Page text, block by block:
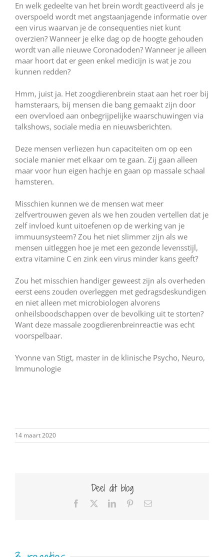
En welk gedeelte van het brein wordt geactiveerd als je
overspoeld wordt met angstaanjagende informatie over
een virus waarvan je de consequenties niet kunt
overzien? Wanneer je elke dag op de hoogte gehouden
wordt van alle nieuwe Coronadoden? Wanneer je alleen
maar hoort dat er geen enkel medicijn is wat je zou
kunnen redden?
Hmm, juist ja. Het zoogdierenbrein staat aan het roer bij
hamsteraars, bij mensen die bang gemaakt zijn door
een overvloed aan onbegrijpelijke waarschuwingen via
talkshows, sociale media en nieuwsberichten.
Deze mensen verliezen hun capaciteiten om op een
sociale manier met elkaar om te gaan. Zij gaan alleen
maar voor hun eigen hachje en gaan op massale schaal
hamsteren.
Misschien kunnen we de mensen wat meer
zelfvertrouwen geven als we hen zouden vertellen dat je
zelf invloed kunt uitoefenen op de werking van je
immuunsysteem? Zou het niet slimmer zijn als we
mensen uitleggen hoe je met een gezonde levensstijl,
extra vitamine C en zink een virus minder kans geeft?
Zou het misschien handiger geweest zijn als overheden
eerst eens zouden overleggen met gedragsdeskundigen
en niet alleen met microbiologen alvorens
onheilsboodschappen over de bevolking uit te storten?
Want deze massale zoogdierenbreinreactie was echt
voorspelbaar.
Yvonne van Stigt, master in de klinische Psycho, Neuro,
Immunologie
14 maart 2020
Deel dit blog
Facebook LinkedInPinterest
E-